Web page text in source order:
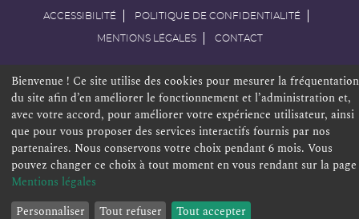
ACCESSIBILITÉ POLITIQUE DE CONFIDENTIALITÉ
MENTIONS LÉGALES CONTACT
Bienvenue ! Ce site utilise des cookies pour mesurer la fréquentation
du site afin d’en améliorer le fonctionnement et l’administration et,
avec votre accord, pour améliorer votre expérience utilisateur, ainsi
que pour vous proposer des services interactifs fournis par nos
partenaires. Nous conservons votre choix pendant 6 mois. Vous
pouvez changer ce choix à tout moment en vous rendant sur la page
Mentions légales
Personnaliser
Tout refuser Tout accepter